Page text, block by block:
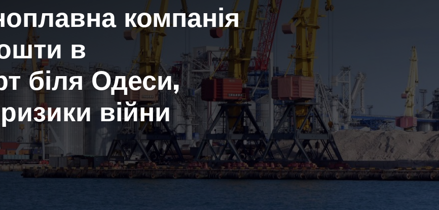
компанія
в
біля Одеси,
війни